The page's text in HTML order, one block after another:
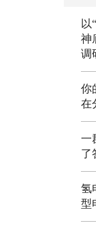
以
神
调
你
在
一
了
氢
型